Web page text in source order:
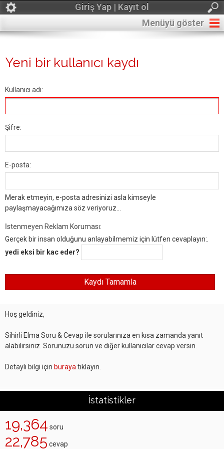
Giriş Yap | Kayıt ol
Menüyü göster
Yeni bir kullanıcı kaydı
Kullanıcı adı:
Şifre:
E-posta:
Merak etmeyin, e-posta adresinizi asla kimseyle
paylaşmayacağımıza söz veriyoruz...
İstenmeyen Reklam Koruması:
Gerçek bir insan olduğunu anlayabilmemiz için lütfen cevaplayın:.
yedi eksi bir kac eder?
Hoş geldiniz,
Sihirli Elma Soru & Cevap ile sorularınıza en kısa zamanda yanıt
alabilirsiniz. Sorunuzu sorun ve diğer kullanıcılar cevap versin.
Detaylı bilgi için buraya tıklayın.
İstatistikler
19,364 soru
22,785 cevap